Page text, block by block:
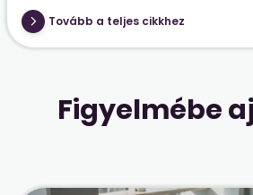
Tovább a teljes cikkhez
Figyelmébe